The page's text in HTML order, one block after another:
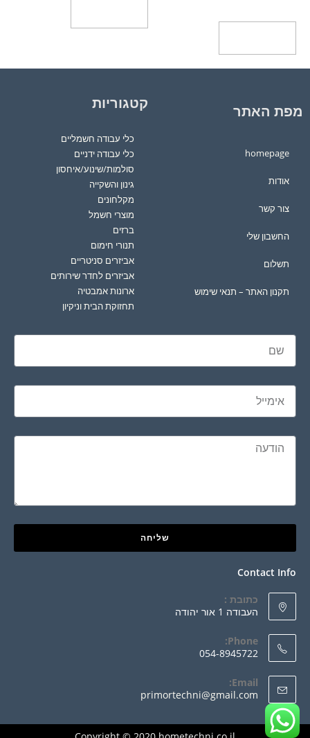
מפת האתר
homepage
אודות
צור קשר
החשבון שלי
תשלום
תקנון האתר – תנאי שימוש
קטגוריות
כלי עבודה חשמליים
כלי עבודה ידניים
סולמות/שינוע/איחסון
גינון והשקייה
מקלחונים
מוצרי חשמל
ברזים
תנורי חימום
אביזרים סניטריים
אביזרים לחדר שירותים
ארונות אמבטיה
תחזוקת הבית וניקיון
שליחה
Contact Info
כתובת :
העבודה 1 אור יהודה
Phone:
054-8945722
Email:
primortechni@gmail.com